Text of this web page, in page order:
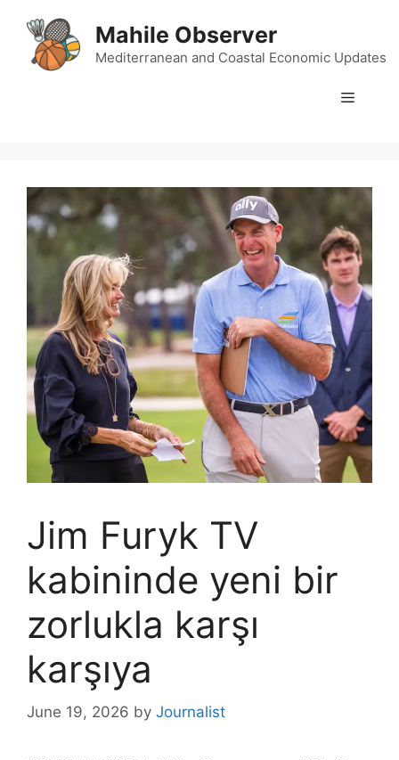
content
Mahile Observer
Mediterranean and Coastal Economic Updates
Menu
Jim Furyk TV
kabininde yeni bir
zorlukla karşı
karşıya
June 19, 2026 by Journalist